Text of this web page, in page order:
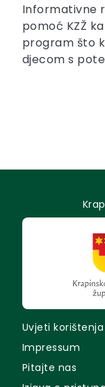
Informativne
pomoć KZŽ
program što
djecom s
Uvjeti korištenja
Impressum
Pitajte nas